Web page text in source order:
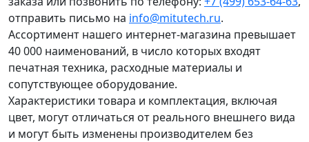
отправить письмо на info@mitutech.ru.
Ассортимент нашего интернет-магазина превышает
40 000 наименований, в число которых входят
печатная техника, расходные материалы и
сопутствующее оборудование.
Характеристики товара и комплектация, включая
цвет, могут отличаться от реального внешнего вида
и могут быть изменены производителем без